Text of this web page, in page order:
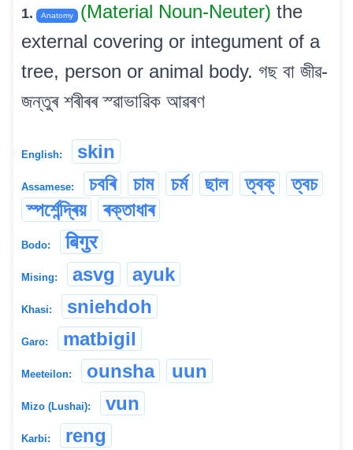
1. Anatomy (Material Noun-Neuter) the
external covering or integument of a
tree, person or animal body. গছ বা জীৱ-
জন্তুৰ শৰীৰৰ স্ৱাভাৱিক আৱৰণ
English: skin
Assamese: চবৰি চাম চৰ্ম ছাল ত্বক্
ত্বচ
স্পৰ্শেন্দ্ৰিয়
ৰক্তাধাৰ
Bodo: बिगुर
Mising: asvg ayuk
Khasi: sniehdoh
Garo: matbigil
Meeteilon: ounsha uun
Mizo (Lushai): vun
Karbi: reng